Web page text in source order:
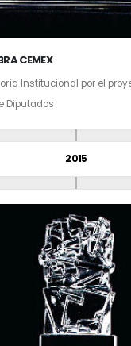
CEMEX
Institucional por el
Diputados
2015